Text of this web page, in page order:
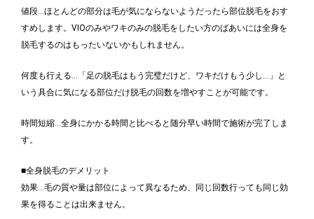
値段…ほとんどの部分は毛が気にならないようだったら部位脱毛をおす
すめします。VIOのみやワキのみの脱毛をしたい方のばあいには全身を
脱毛するのはもったいないかもしれません。
何度も行える…「足の脱毛はもう完璧だけど、ワキだけもう少し…」と
いう具合に気になる部位だけ脱毛の回数を増やすことが可能です。
時間短縮…全身にかかる時間と比べると随分早い時間で施術が完了しま
す。
■全身脱毛のデメリット
効果…毛の質や量は部位によって異なるため、同じ回数行っても同じ効
果を得ることは出来ません。